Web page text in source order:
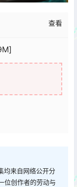
查看
均来自网络公开分
位创作者的劳动与